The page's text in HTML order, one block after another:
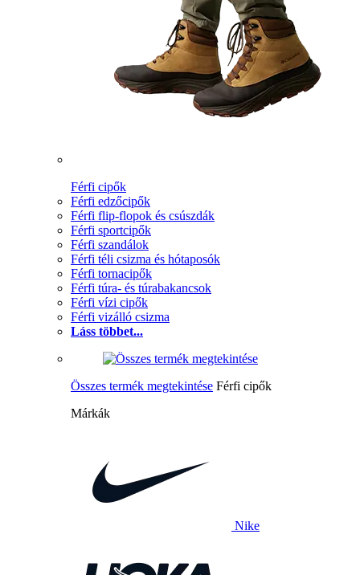
Férfi cipők
Férfi edzőcipők
Férfi flip-flopok és csúszdák
Férfi sportcipők
Férfi szandálok
Férfi téli csizma és hótaposók
Férfi tornacipők
Férfi túra- és túrabakancsok
Férfi vízi cipők
Férfi vizálló csizma
Láss többet...
Összes termék megtekintése Férfi cipők
Márkák
Nike